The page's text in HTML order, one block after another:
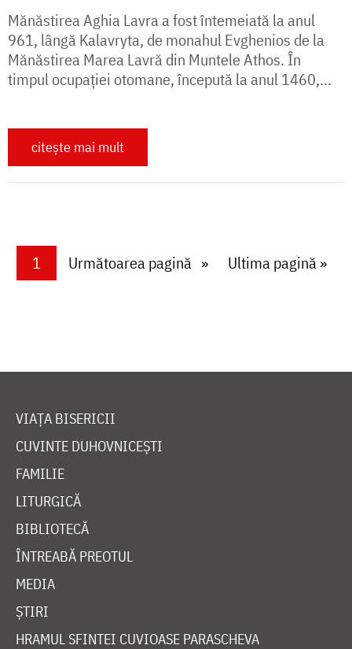
Mănăstirea Aghia Lavra a fost întemeiată la anul
961, lângă Kalavryta, de monahul Evghenios de la
Mănăstirea Marea Lavră din Muntele Athos. În
timpul ocupaţiei otomane, începută la anul 1460,...
citește mai mult
PaginareCurrent page
1 Next page
Următoarea pagină Last page
Ultima pagină »
VIAȚA BISERICII
CUVINTE DUHOVNICEȘTI
FAMILIE
LITURGICĂ
BIBLIOTECĂ
ÎNTREABĂ PREOTUL
MEDIA
ȘTIRI
HRAMUL SFINTEI CUVIOASE PARASCHEVA